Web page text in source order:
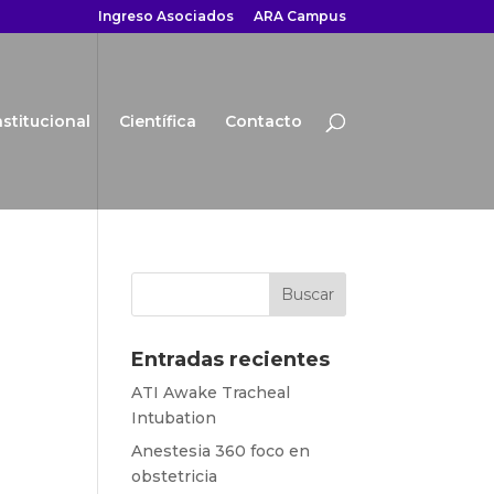
Ingreso Asociados ARA Campus
Científica Contacto
Entradas recientes
ATI Awake Tracheal
Intubation
Anestesia 360 foco en
obstetricia